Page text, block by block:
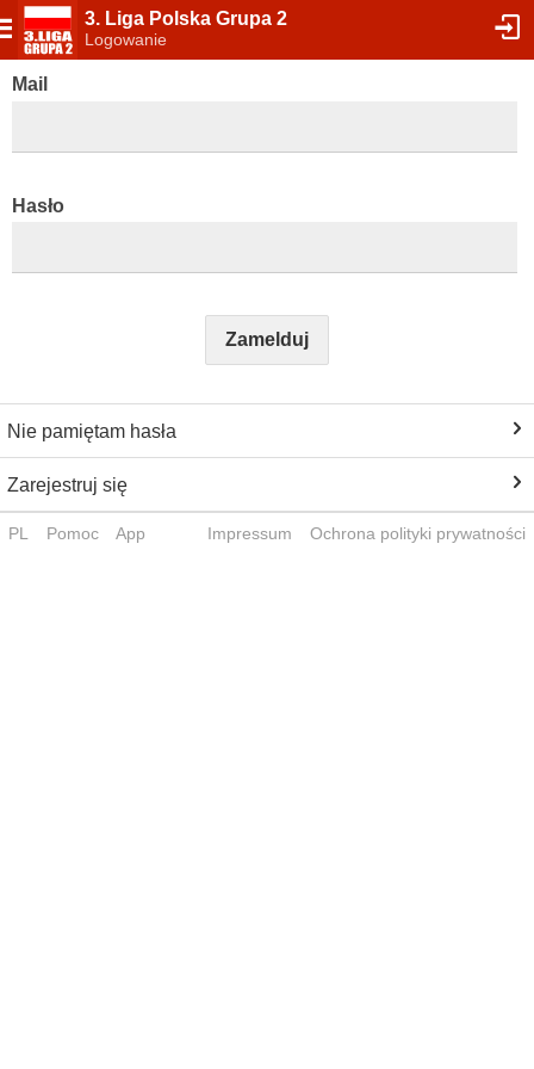
3. Liga Polska Grupa 2
Logowanie
Mail
Hasło
Zamelduj
Nie pamiętam hasła
Zarejestruj się
PL Pomoc App Impressum Ochrona polityki prywatności